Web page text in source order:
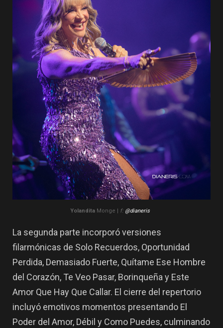
YolanditaMonge | f: @dianeris
La segunda parte incorporó versiones
filarmónicas de Solo Recuerdos, Oportunidad
Perdida, Demasiado Fuerte, Quítame Ese Hombre
del Corazón, Te Veo Pasar, Borinqueña y Este
Amor Que Hay Que Callar. El cierre del repertorio
incluyó emotivos momentos presentando El
Poder del Amor, Débil y Como Puedes, culminando